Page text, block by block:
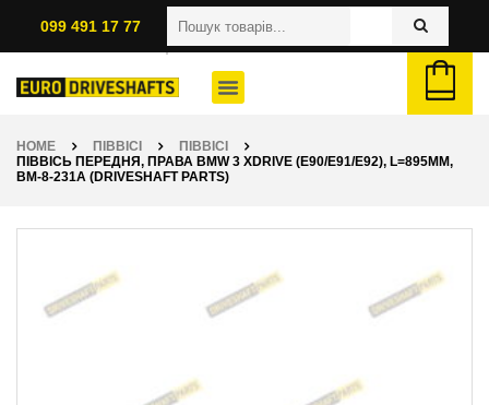
099 491 17 77
HOME ПІВВІСІ
ПІВВІСІ
ПІВВІСЬ ПЕРЕДНЯ, ПРАВА BMW 3 XDRIVE (E90/E91/E92), L=895ММ,
BM-8-231A (DRIVESHAFT PARTS)